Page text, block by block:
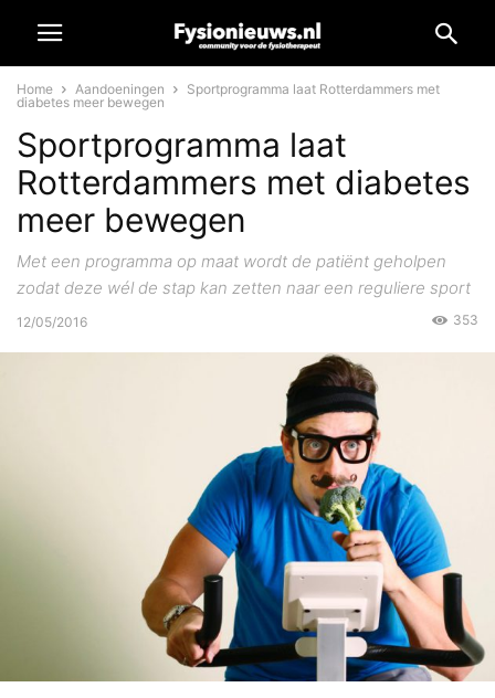
Home Aandoeningen
Sportprogramma laat Rotterdammers met
diabetes meer bewegen
Sportprogramma laat
Rotterdammers met diabetes
meer bewegen
Met een programma op maat wordt de patiënt geholpen
zodat deze wél de stap kan zetten naar een reguliere sport
12/05/2016 353